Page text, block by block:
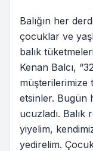
Balığın her
çocuklar ve
balık
Kenan Balcı,
müşterilerimize
etsinler. Bugün
ucuzladı. Balık
yiyelim,
yedirelim.